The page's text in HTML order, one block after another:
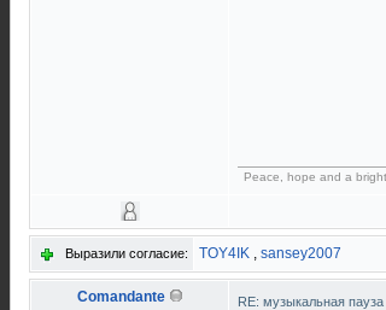
Peace, hope and a
Выразили согласие: TOY4IK , sansey2007
Comandante RE: музыкальная